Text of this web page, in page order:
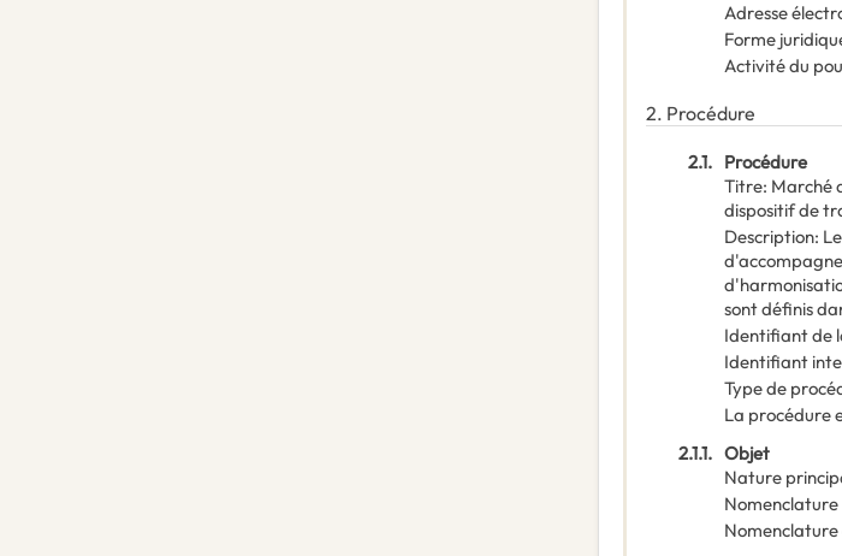
Adresse
Forme
Activité du
2. Procédure
2.1. Procédure
Titre: Marché
dispositif de
Description:
sont définis
Identifiant de
Identifiant
Type de
La procédure
2.1.1. Objet
Nature